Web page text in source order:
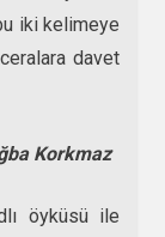
iki kelimeye
davet
Korkmaz
öyküsü ile